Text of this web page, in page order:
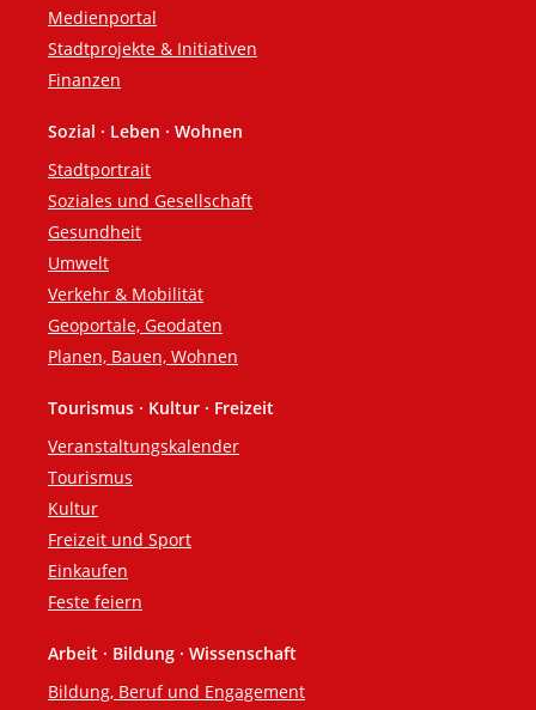
Medienportal
Stadtprojekte & Initiativen
Finanzen
Sozial · Leben · Wohnen
Stadtportrait
Soziales und Gesellschaft
Gesundheit
Umwelt
Verkehr & Mobilität
Geoportale, Geodaten
Planen, Bauen, Wohnen
Tourismus · Kultur · Freizeit
Veranstaltungskalender
Tourismus
Kultur
Freizeit und Sport
Einkaufen
Feste feiern
Arbeit · Bildung · Wissenschaft
Bildung, Beruf und Engagement